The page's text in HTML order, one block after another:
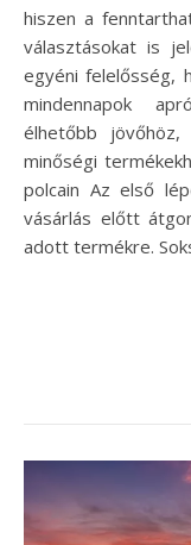
hiszen a
választásokat is
egyéni felelősség,
mindennapok
élhetőbb
minőségi
polcain Az első
vásárlás előtt
adott termékre.